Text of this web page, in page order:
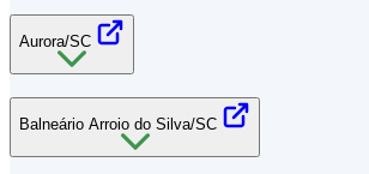
Aurora/SC
Balneário Arroio do Silva/SC